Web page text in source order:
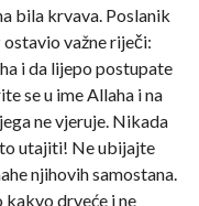
bila krvava. Poslanik
ostavio važne riječi:
i da lijepo postupate
se u ime Allaha i na
ne vjeruje. Nikada
utajiti! Ne ubijajte
njihovih samostana.
drveće i ne